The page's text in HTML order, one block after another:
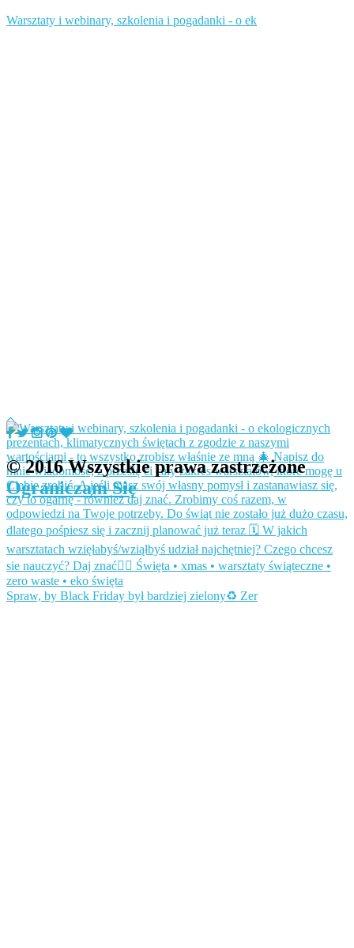
Warsztaty i webinary, szkolenia i pogadanki - o ek
Spraw, by Black Friday był bardziej zielony♻️ Zer
© 2016 Wszystkie prawa zastrzeżone
Ograniczam Się